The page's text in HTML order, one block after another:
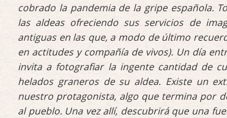
cobrado la pandemia de la gripe española.
las aldeas ofreciendo sus servicios de
antiguas en las que, a modo de último
en actitudes y compañía de vivos). Un día
invita a fotografiar la ingente cantidad de
helados graneros de su aldea. Existe un
nuestro protagonista, algo que termina por
al pueblo. Una vez allí, descubrirá que una